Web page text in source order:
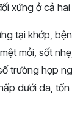
xứng ở cả
tại khớp,
mỏi, sốt
trường hợp
dưới da,